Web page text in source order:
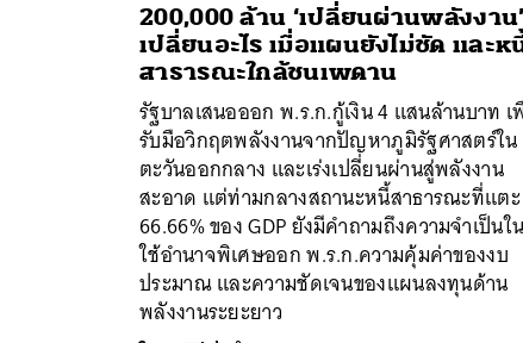
200,000 ล้าน ‘เปลี่ยนผ่านพลังงาน
เปลี่ยนอะไร เมื่อแผนยังไม่ชัด และห
สาธารณะใกล้ชนเพดาน
รัฐบาลเสนอออก พ.ร.ก.กู้เงิน 4 แสนล้านบาท เ
รับมือวิกฤตพลังงานจากปัญหาภูมิรัฐศาสตร์ใน
ตะวันออกกลาง และเร่งเปลี่ยนผ่านสู่พลังงาน
สะอาด แต่ท่ามกลางสถานะหนี้สาธารณะที่แตะ
66.66% ของ GDP ยังมีคำถามถึงความจำเป็นใ
ใช้อำนาจพิเศษออก พ.ร.ก.ความคุ้มค่าของงบ
ประมาณ และความชัดเจนของแผนลงทุนด้าน
พลังงานระยะยาว
ค้